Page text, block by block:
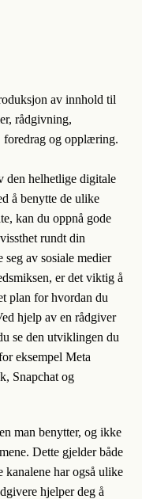
av innhold til
rådgivning,
foredrag og opplæring.
den helhetlige digitale
å benytte de ulike
kan du oppnå gode
rundt din
seg av sosiale medier
er det viktig å
plan for hvordan du
hjelp av en rådgiver
se den utviklingen du
eksempel Meta
Snapchat og
man benytter, og ikke
Dette gjelder både
har også ulike
hjelper deg å